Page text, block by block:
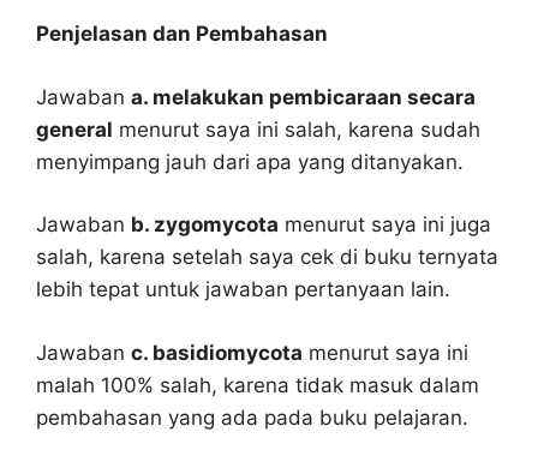
Penjelasan dan Pembahasan
Jawaban a. melakukan pembicaraan secara
general menurut saya ini salah, karena sudah
menyimpang jauh dari apa yang ditanyakan.
Jawaban b. zygomycota menurut saya ini juga
salah, karena setelah saya cek di buku ternyata
lebih tepat untuk jawaban pertanyaan lain.
Jawaban c. basidiomycota menurut saya ini
malah 100% salah, karena tidak masuk dalam
pembahasan yang ada pada buku pelajaran.